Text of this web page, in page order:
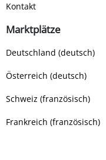
Kontakt
Marktplätze
Deutschland (deutsch)
Österreich (deutsch)
Schweiz (französisch)
Frankreich (französisch)